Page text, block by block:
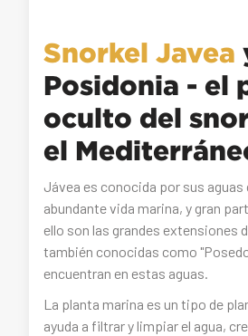
Snorkel Javea
Posidonia - el
oculto del
el
Jávea es conocida por sus
abundante vida marina, y gran
ello son las grandes extensiones
también conocidas como
encuentran en estas aguas.
La planta marina es un tipo de
ayuda a filtrar y limpiar el agua,